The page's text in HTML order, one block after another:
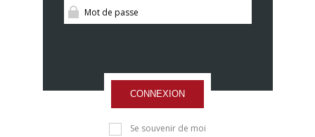
CONNEXION
Se souvenir de moi